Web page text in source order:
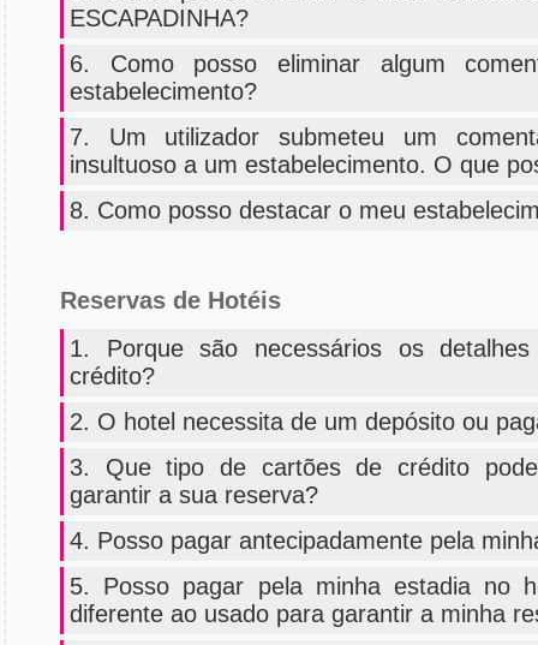
ESCAPADINHA?
6. Como posso eliminar algum
estabelecimento?
7. Um utilizador submeteu um
insultuoso a um estabelecimento. O que
8. Como posso destacar o meu
Reservas de Hotéis
1. Porque são necessários os
crédito?
2. O hotel necessita de um depósito ou
3. Que tipo de cartões de crédito
garantir a sua reserva?
4. Posso pagar antecipadamente pela
5. Posso pagar pela minha estadia no
diferente ao usado para garantir a minha